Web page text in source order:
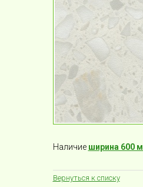
Наличие ширина 600
Вернуться к списку